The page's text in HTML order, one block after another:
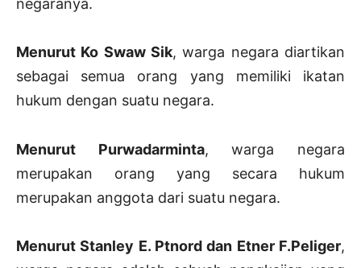
Menurut Ko Swaw Sik, warga negara diartikan
sebagai semua orang yang memiliki ikatan
hukum dengan suatu negara.
Menurut Purwadarminta, warga negara
merupakan orang yang secara hukum
merupakan anggota dari suatu negara.
Menurut Stanley E. Ptnord dan Etner F.Peliger,